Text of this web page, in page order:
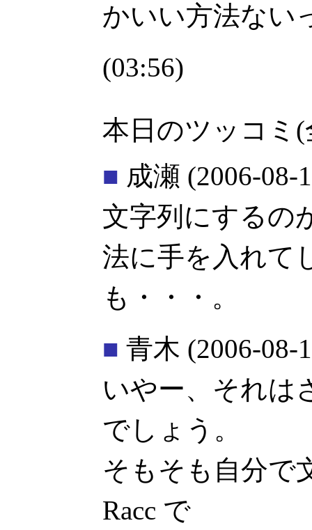
かいい方法ない
(03:56)
本日のツッコミ(
■ 成瀬 (2006-08-
文字列にするの
法に手を入れて
も・・・。
■ 青木 (2006-08-
いやー、それは
でしょう。
そもそも自分で
Racc で